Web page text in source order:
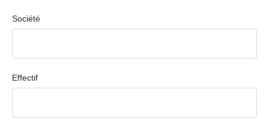
Société
Effectif